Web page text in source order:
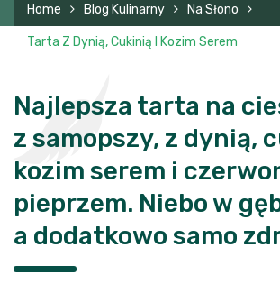
Home Blog Kulinarny Na Słono
Tarta Z Dynią, Cukinią I Kozim Serem
Najlepsza tarta na
z samopszy, z dynią,
kozim serem i
pieprzem. Niebo w
a dodatkowo samo